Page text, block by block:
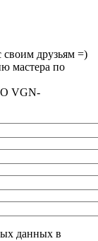
своим друзьям =)
мастера по
VGN-
данных в